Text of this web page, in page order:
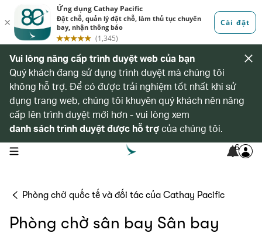
Vui lòng nâng cấp trình duyệt web của bạn
Quý khách đang sử dụng trình duyệt mà chúng tôi
không hỗ trợ. Để có được trải nghiệm tốt nhất khi sử
dụng trang web, chúng tôi khuyên quý khách nên nâng
cấp lên trình duyệt mới hơn - vui lòng xem
danh sách trình duyệt được hỗ trợcủa chúng tôi.
open navigation menu 6
Phòng chờ quốc tế và đối tác của Cathay Pacific
Phòng chờ sân bay Sân bay